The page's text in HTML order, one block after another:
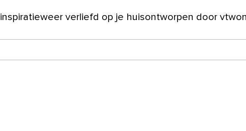
inspiratieweer verliefd op je huisontworpen door